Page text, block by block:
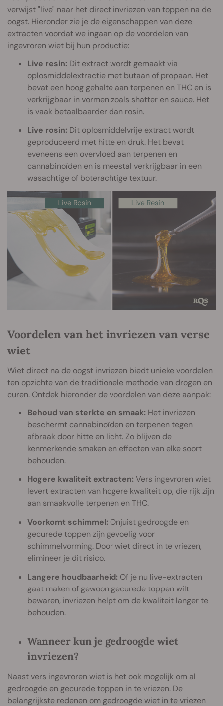
verwijst "live" naar het direct invriezen van toppen na de
oogst. Hieronder zie je de eigenschappen van deze
extracten voordat we ingaan op de voordelen van
ingevroren wiet bij hun productie:
Live resin: Dit extract wordt gemaakt via
oplosmiddelextractie met butaan of propaan. Het
bevat een hoog gehalte aan terpenen en THC en is
verkrijgbaar in vormen zoals shatter en sauce. Het
is vaak betaalbaarder dan rosin.
Live rosin: Dit oplosmiddelvrije extract wordt
geproduceerd met hitte en druk. Het bevat
eveneens een overvloed aan terpenen en
cannabinoïden en is meestal verkrijgbaar in een
wasachtige of boterachtige textuur.
Voordelen van het invriezen van verse
wiet
Wiet direct na de oogst invriezen biedt unieke voordelen
ten opzichte van de traditionele methode van drogen en
curen. Ontdek hieronder de voordelen van deze aanpak:
Behoud van sterkte en smaak: Het invriezen
beschermt cannabinoïden en terpenen tegen
afbraak door hitte en licht. Zo blijven de
kenmerkende smaken en effecten van elke soort
behouden.
Hogere kwaliteit extracten: Vers ingevroren wiet
levert extracten van hogere kwaliteit op, die rijk zijn
aan smaakvolle terpenen en THC.
Voorkomt schimmel: Onjuist gedroogde en
gecurede toppen zijn gevoelig voor
schimmelvorming. Door wiet direct in te vriezen,
elimineer je dit risico.
Langere houdbaarheid: Of je nu live-extracten
gaat maken of gewoon gecurede toppen wilt
bewaren, invriezen helpt om de kwaliteit langer te
behouden.
Wanneer kun je gedroogde wiet
invriezen?
Naast vers ingevroren wiet is het ook mogelijk om al
gedroogde en gecurede toppen in te vriezen. De
belangrijkste redenen om gedroogde wiet in te vriezen